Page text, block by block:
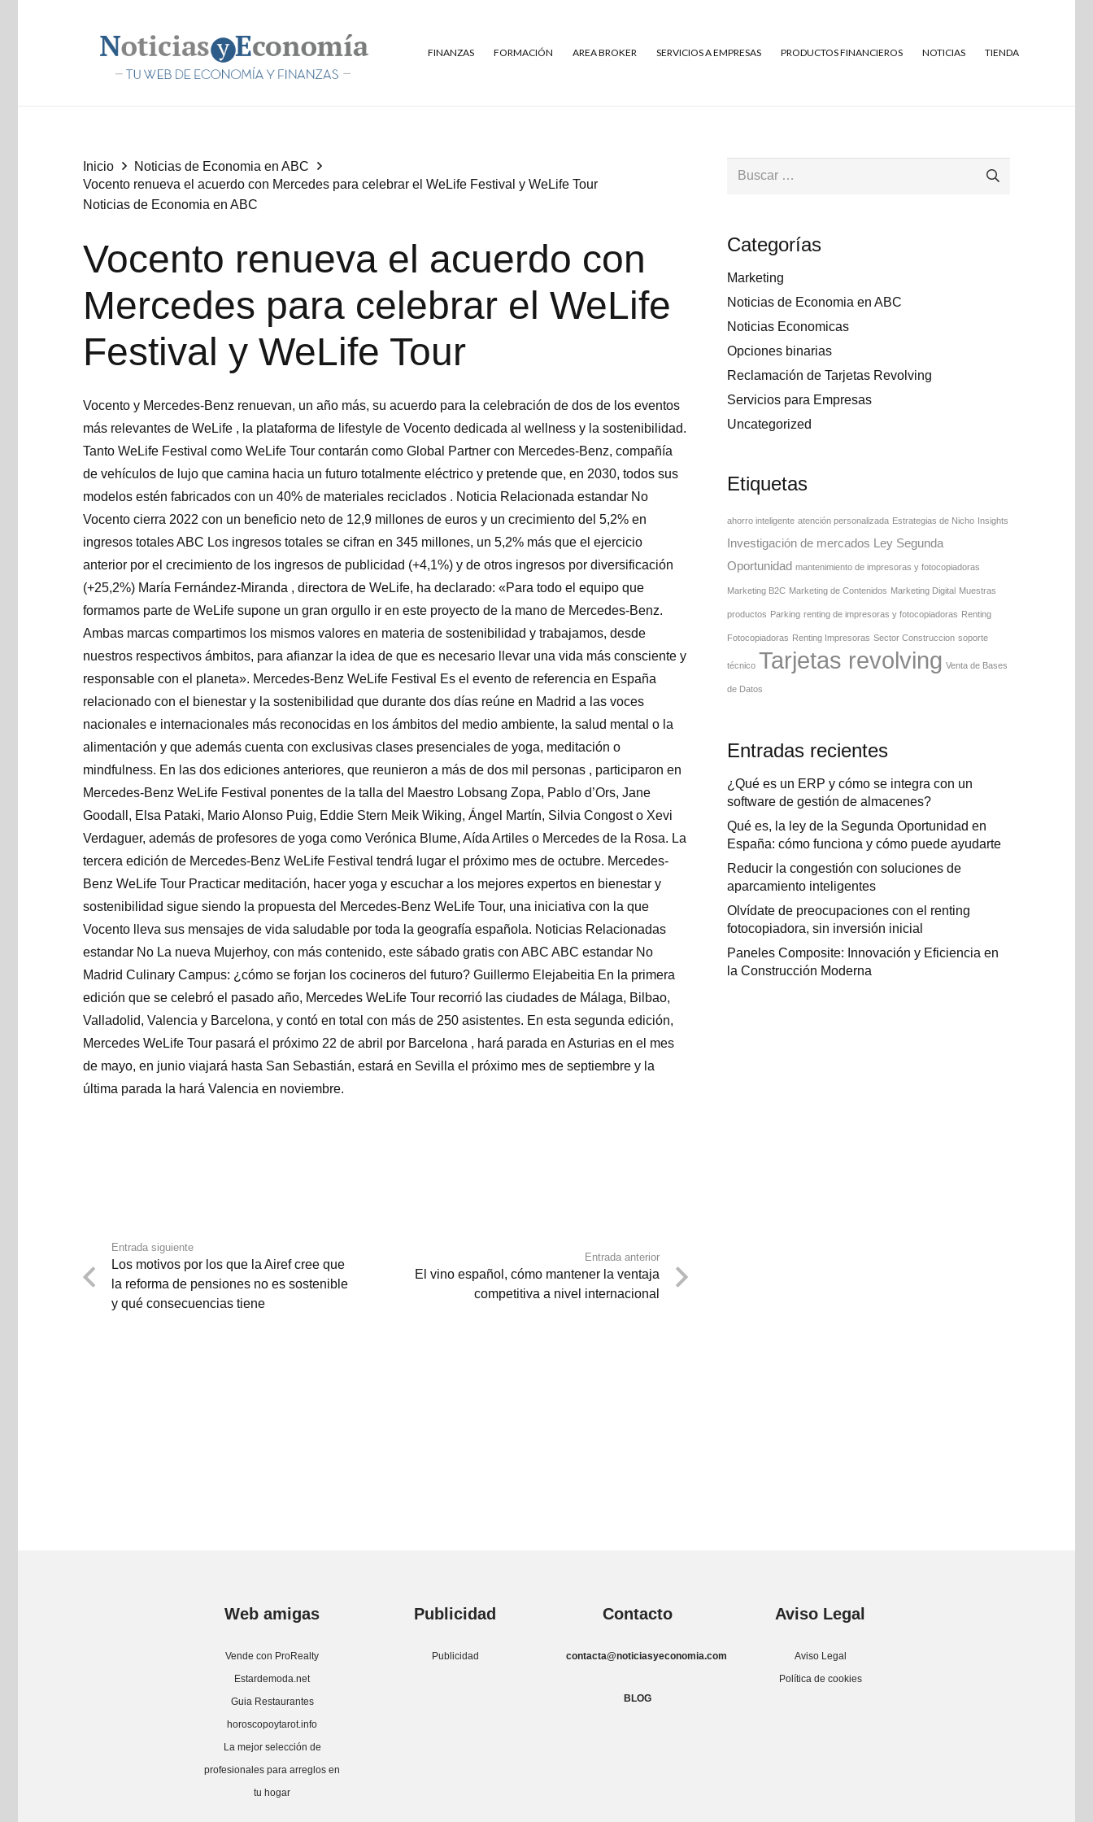
FINANZAS FORMACIÓN AREA BROKER SERVICIOS A EMPRESAS PRODUCTOS FINANCIEROS NOTICIAS TIENDA
Inicio
Noticias de Economia en ABC
Vocento renueva el acuerdo con Mercedes para celebrar el WeLife Festival y WeLife Tour
Noticias de Economia en ABC
Vocento renueva el acuerdo con
Mercedes para celebrar el WeLife
Festival y WeLife Tour
Vocento y Mercedes-Benz renuevan, un año más, su acuerdo para la celebración de dos de los eventos
más relevantes de WeLife , la plataforma de lifestyle de Vocento dedicada al wellness y la sostenibilidad.
Tanto WeLife Festival como WeLife Tour contarán como Global Partner con Mercedes-Benz, compañía
de vehículos de lujo que camina hacia un futuro totalmente eléctrico y pretende que, en 2030, todos sus
modelos estén fabricados con un 40% de materiales reciclados . Noticia Relacionada estandar No
Vocento cierra 2022 con un beneficio neto de 12,9 millones de euros y un crecimiento del 5,2% en
ingresos totales ABC Los ingresos totales se cifran en 345 millones, un 5,2% más que el ejercicio
anterior por el crecimiento de los ingresos de publicidad (+4,1%) y de otros ingresos por diversificación
(+25,2%) María Fernández-Miranda , directora de WeLife, ha declarado: «Para todo el equipo que
formamos parte de WeLife supone un gran orgullo ir en este proyecto de la mano de Mercedes-Benz.
Ambas marcas compartimos los mismos valores en materia de sostenibilidad y trabajamos, desde
nuestros respectivos ámbitos, para afianzar la idea de que es necesario llevar una vida más consciente y
responsable con el planeta». Mercedes-Benz WeLife Festival Es el evento de referencia en España
relacionado con el bienestar y la sostenibilidad que durante dos días reúne en Madrid a las voces
nacionales e internacionales más reconocidas en los ámbitos del medio ambiente, la salud mental o la
alimentación y que además cuenta con exclusivas clases presenciales de yoga, meditación o
mindfulness. En las dos ediciones anteriores, que reunieron a más de dos mil personas , participaron en
Mercedes-Benz WeLife Festival ponentes de la talla del Maestro Lobsang Zopa, Pablo d’Ors, Jane
Goodall, Elsa Pataki, Mario Alonso Puig, Eddie Stern Meik Wiking, Ángel Martín, Silvia Congost o Xevi
Verdaguer, además de profesores de yoga como Verónica Blume, Aída Artiles o Mercedes de la Rosa. La
tercera edición de Mercedes-Benz WeLife Festival tendrá lugar el próximo mes de octubre. Mercedes-
Benz WeLife Tour Practicar meditación, hacer yoga y escuchar a los mejores expertos en bienestar y
sostenibilidad sigue siendo la propuesta del Mercedes-Benz WeLife Tour, una iniciativa con la que
Vocento lleva sus mensajes de vida saludable por toda la geografía española. Noticias Relacionadas
estandar No La nueva Mujerhoy, con más contenido, este sábado gratis con ABC ABC estandar No
Madrid Culinary Campus: ¿cómo se forjan los cocineros del futuro? Guillermo Elejabeitia En la primera
edición que se celebró el pasado año, Mercedes WeLife Tour recorrió las ciudades de Málaga, Bilbao,
Valladolid, Valencia y Barcelona, y contó en total con más de 250 asistentes. En esta segunda edición,
Mercedes WeLife Tour pasará el próximo 22 de abril por Barcelona , hará parada en Asturias en el mes
de mayo, en junio viajará hasta San Sebastián, estará en Sevilla el próximo mes de septiembre y la
última parada la hará Valencia en noviembre.
Entrada siguiente
Los motivos por los que la Airef cree que
la reforma de pensiones no es sostenible
y qué consecuencias tiene
Entrada anterior
El vino español, cómo mantener la ventaja
competitiva a nivel internacional
Buscar:
Categorías
Marketing
Noticias de Economia en ABC
Noticias Economicas
Opciones binarias
Reclamación de Tarjetas Revolving
Servicios para Empresas
Uncategorized
Etiquetas
ahorro inteligente atención personalizada Estrategias de Nicho Insights
Investigación de mercados
Ley Segunda
Oportunidad mantenimiento de impresoras y fotocopiadoras
Marketing B2C Marketing de Contenidos Marketing Digital Muestras
productos Parking renting de impresoras y fotocopiadoras Renting
Fotocopiadoras Renting Impresoras Sector Construccion soporte
técnico Tarjetas revolving Venta de Bases
de Datos
Entradas recientes
¿Qué es un ERP y cómo se integra con un
software de gestión de almacenes?
Qué es, la ley de la Segunda Oportunidad en
España: cómo funciona y cómo puede ayudarte
Reducir la congestión con soluciones de
aparcamiento inteligentes
Olvídate de preocupaciones con el renting
fotocopiadora, sin inversión inicial
Paneles Composite: Innovación y Eficiencia en
la Construcción Moderna
Web amigas
Vende con ProRealty
Estardemoda.net
Guia Restaurantes
horoscopoytarot.info
La mejor selección de
profesionales para arreglos en
tu hogar
Publicidad
Publicidad
Contacto
contacta@noticiasyeconomia.com
BLOG
Aviso Legal
Aviso Legal
Política de cookies